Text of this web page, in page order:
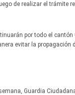
de realizar el trámite
por todo el
evitar la propagación
Guardia